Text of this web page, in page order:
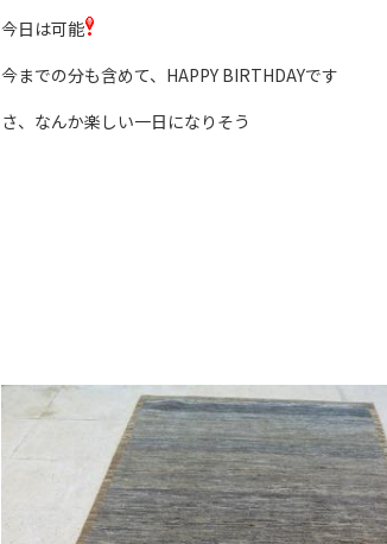
今日は可能
今までの分も含めて、HAPPY BIRTHDAYです
さ、なんか楽しい一日になりそう